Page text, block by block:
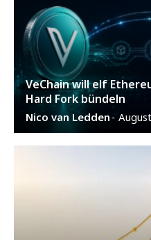
VeChain will elf
Hard Fork bündeln
Nico van Ledden-